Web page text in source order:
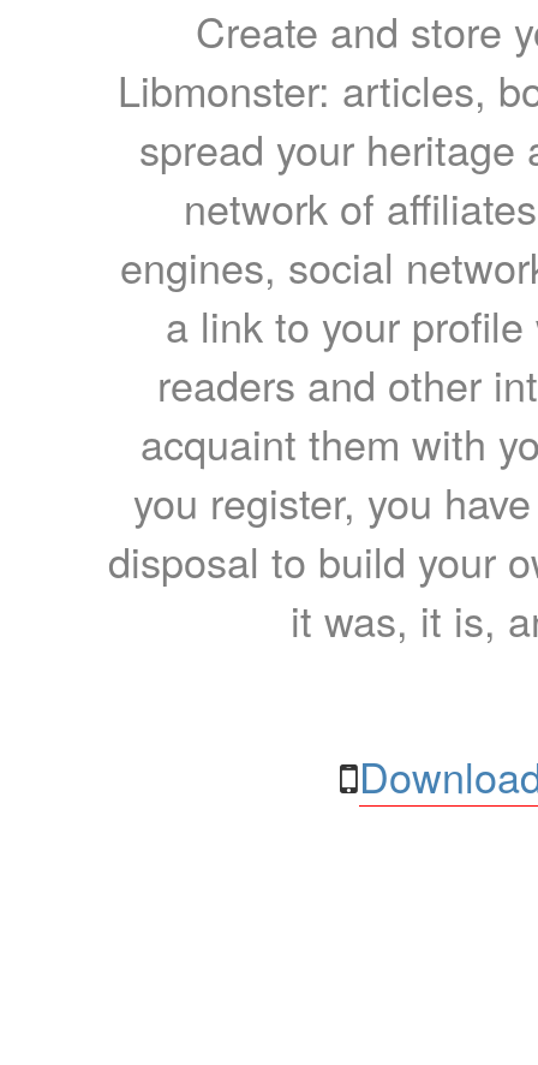
Create and store
Libmonster: articles,
spread your heritage
network of
engines, social
a link to your
readers and other
acquaint them with
you register, you
disposal to build your
it was, it is,